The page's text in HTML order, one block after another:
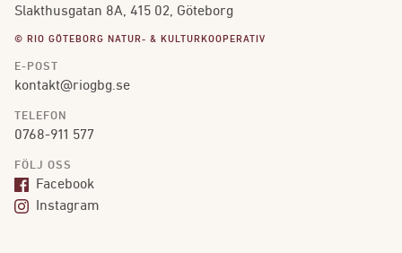
Slakthusgatan 8A, 415 02, Göteborg
© RIO GÖTEBORG NATUR- & KULTURKOOPERATIV
E-POST
kontakt@riogbg.se
TELEFON
0768-911 577
FÖLJ OSS
Facebook
Instagram